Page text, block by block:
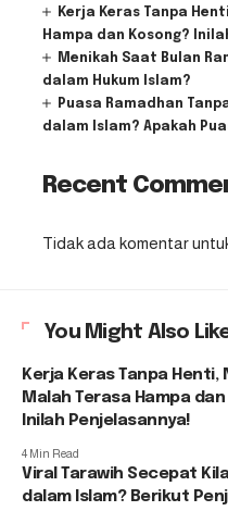
Kerja Keras Tanpa
Hampa dan Kosong?
Menikah Saat Bulan
dalam Hukum Islam?
Puasa Ramadhan
dalam Islam? Apakah
Recent
Tidak ada komentar
You Might Also
Kerja Keras Tanpa Henti,
Malah Terasa Hampa
Inilah Penjelasannya!
4 Min Read
Viral Tarawih Secepat
dalam Islam? Berikut